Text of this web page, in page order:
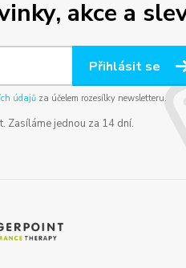
akce a
Přihlásit se
údajůza účelem rozesílky newsletteru.
Zasíláme jednou za 14 dní.